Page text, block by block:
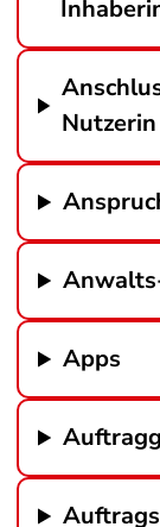
Nutzerin
Apps